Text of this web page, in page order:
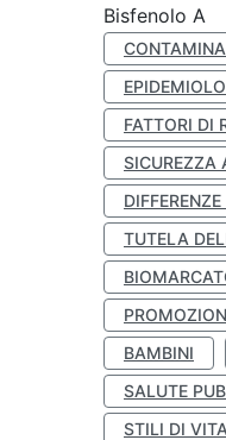
Bisfenolo A
FATTORI DI
SICUREZZA
TUTELA
BAMBINI
SALUTE
STILI DI VITA